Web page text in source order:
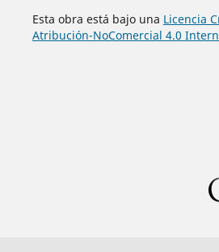
Esta obra está bajo una Licencia
Atribución-NoComercial 4.0